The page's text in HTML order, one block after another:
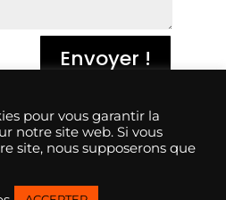
Envoyer !
de vente
d’utilisation
pour vous garantir la
notre site web. Si vous
site, nous supposerons que